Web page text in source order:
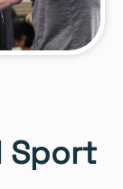
Sport